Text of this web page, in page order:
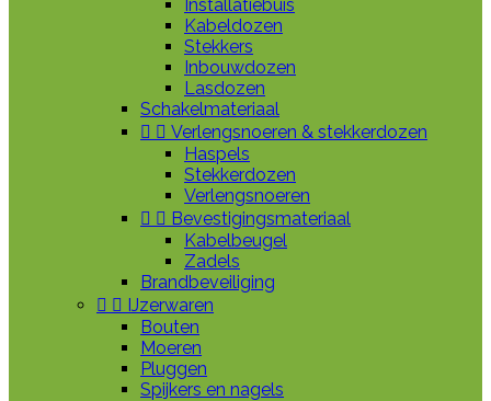
Installatiebuis
Kabeldozen
Stekkers
Inbouwdozen
Lasdozen
Schakelmateriaal
  Verlengsnoeren & stekkerdozen
Haspels
Stekkerdozen
Verlengsnoeren
  Bevestigingsmateriaal
Kabelbeugel
Zadels
Brandbeveiliging
  IJzerwaren
Bouten
Moeren
Pluggen
Spijkers en nagels